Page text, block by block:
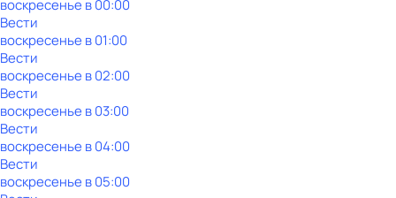
воскресенье в00:00
Вести
воскресенье в01:00
Вести
воскресенье в02:00
Вести
воскресенье в03:00
Вести
воскресенье в04:00
Вести
воскресенье в05:00